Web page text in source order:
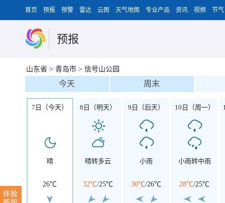
首页 预报 预警 雷达 云图 天气地图 专业产品 资讯 视频 节气
预报
山东省 > 青岛市 > 信号山公园
今天 周末
7日（今天）
晴
26℃
8日（明天）
晴转多云
32℃/25℃
9日（后天）
小雨
30℃/26℃
10日（周一）
小雨转中雨
28℃/25℃